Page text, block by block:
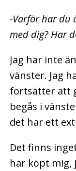
-Varför har du
med dig? Har
Jag har inte
vänster. Jag
fortsätter att
begås i
det har ett
Det finns
har köpt mig,